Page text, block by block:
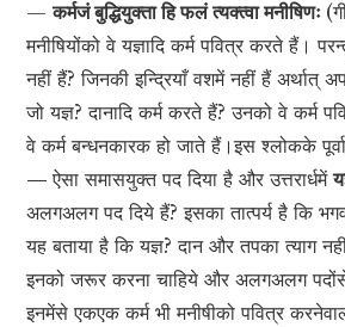
—कर्मजं बुद्धियुक्ता हि फलं त्यक्त्वा मनीषिणः
मनीषियोंको वे यज्ञादि कर्म पवित्र करते हैं।
नहीं हैं? जिनकी इन्द्रियाँ वशमें नहीं हैं अर्थात्
जो यज्ञ? दानादि कर्म करते हैं? उनको वे कर्म
वे कर्म बन्धनकारक हो जाते हैं।इस श्लोकके
—ऐसा समासयुक्त पद दिया है और उत्तरार्धमें
अलगअलग पद दिये हैं? इसका तात्पर्य है कि
यह बताया है कि यज्ञ? दान और तपका त्याग
इनको जरूर करना चाहिये और अलगअलग
इनमेंसे एकएक कर्म भी मनीषीको पवित्र